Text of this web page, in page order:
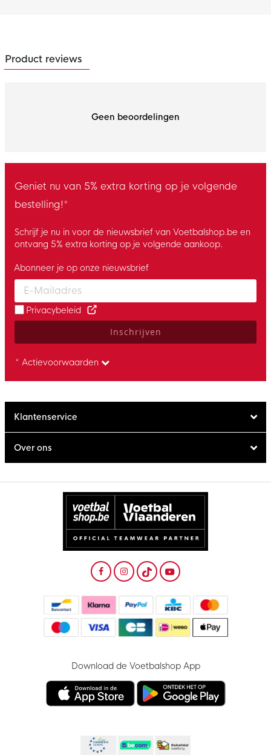
Product reviews
Geen beoordelingen
Geniet nu van 5% extra korting op je volgende
bestelling!*
Schrijf je nu in voor de nieuwsbrief van Voetbalshop.be en
ontvang 5% extra korting op je volgende aankoop.
Enter your email and accept the privacy policy to subscribe to
Abonneer je op onze nieuwsbrief
Privacybeleid
Inschrijven
* Actievoorwaarden
Klantenservice
Over ons
Download de Voetbalshop App